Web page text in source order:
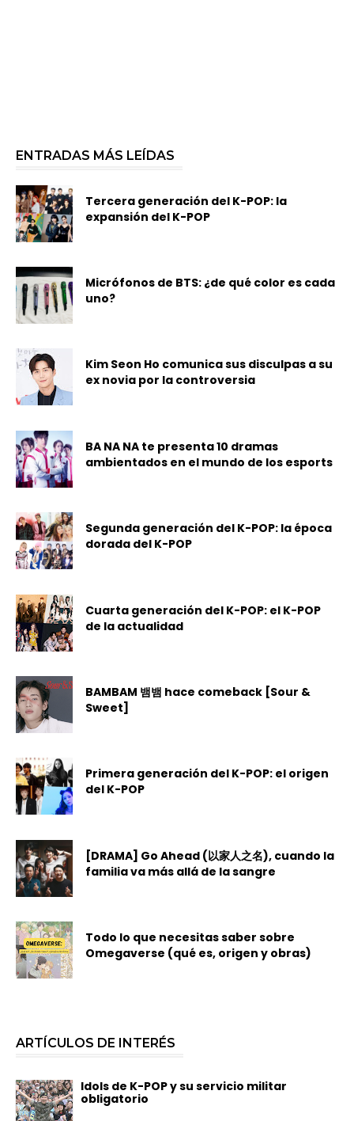
ENTRADAS MÁS LEÍDAS
Tercera generación del K-POP: la
expansión del K-POP
Micrófonos de BTS: ¿de qué color es cada
uno?
Kim Seon Ho comunica sus disculpas a su
ex novia por la controversia
BA NA NA te presenta 10 dramas
ambientados en el mundo de los esports
Segunda generación del K-POP: la época
dorada del K-POP
Cuarta generación del K-POP: el K-POP
de la actualidad
BAMBAM 뱀뱀 hace comeback [Sour &
Sweet]
Primera generación del K-POP: el origen
del K-POP
[DRAMA] Go Ahead (以家人之名), cuando la
familia va más allá de la sangre
Todo lo que necesitas saber sobre
Omegaverse (qué es, origen y obras)
ARTÍCULOS DE INTERÉS
Idols de K-POP y su servicio militar
obligatorio